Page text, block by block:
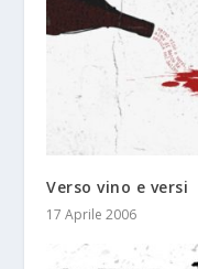
Verso vino e versi
17 Aprile 2006